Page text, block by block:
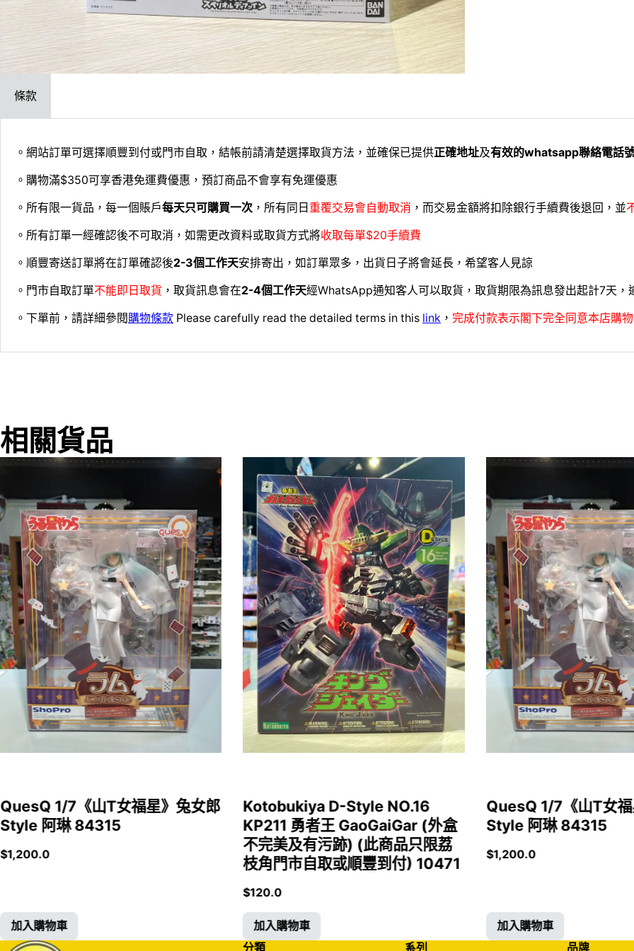
條款
。網站訂單可選擇順豐到付或門市自取，結帳前請清楚選擇取貨方法，並確保已提供正確地址及有效的whatsapp聯絡電話
。購物滿$350可享香港免運費優惠，預訂商品不會享有免運優惠
。所有限一貨品，每一個賬戶每天只可購買一次 ，所有同日 重覆交易會自動取消 ，而交易金額將扣除銀行手續費後退回，並
。所有訂單一經確認後不可取消，如需更改資料或取貨方式將收取每單$20手續費
。順豐寄送訂單將在訂單確認後2-3個工作天安排寄出，如訂單眾多，出貨日子將會延長，希望客人見諒
。門市自取訂單不能即日取貨 ，取貨訊息會在2-4個工作天經WhatsApp通知客人可以取貨，取貨期限為訊息發出起計7天，
。下單前，請詳細參閱購物條款 Please carefully read the detailed terms in this link ， 完成付款表示閣下完全同意本店購
相關貨品
QuesQ 1/7《山T女福星》兔女郎
Style 阿琳 84315
$1,200.0
加入購物車
Kotobukiya D-Style NO.16
KP211 勇者王 GaoGaiGar (外盒
不完美及有污跡) (此商品只限荔
枝角門市自取或順豐到付) 10471
$120.0
加入購物車
QuesQ 1/7《山T女
Style 阿琳 84315
$1,200.0
加入購物車
分類
系列 品牌